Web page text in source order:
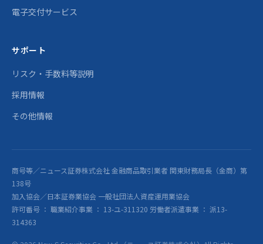
電子交付サービス
サポート
リスク・手数料等説明
採用情報
その他情報
商号等／ニュース証券株式会社 金融商品取引業者 関東財務局長（金商）第
138号
加入協会／日本証券業協会 一般社団法人資産運用業協会
許可番号 ： 職業紹介事業 ： 13-ユ-311320 労働者派遣事業 ： 派13-
314363